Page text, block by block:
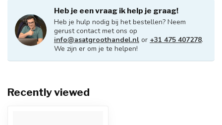
Heb je een vraag ik help je graag!
Heb je hulp nodig bij het bestellen? Neem
gerust contact met ons op
info@asatgroothandel.nl or +31 475 407278.
We zijn er om je te helpen!
Recently viewed